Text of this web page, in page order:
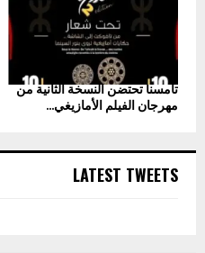
تامسنا تحتضن النسخة الثانية من
مهرجان الفيلم الأمازيغي...
LATEST TWEETS